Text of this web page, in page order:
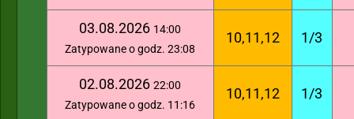
03.08.2026 14:00
Zatypowane o godz. 23:08
10,11,12 1/3
02.08.2026 22:00
Zatypowane o godz. 11:16
10,11,12 1/3